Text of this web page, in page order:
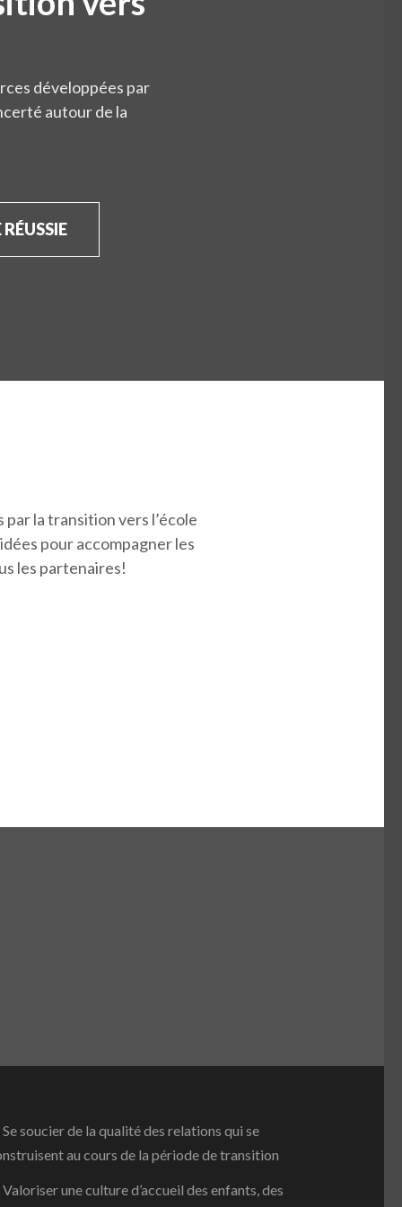
développées par
autour de la
la transition vers l’école
pour accompagner les
les partenaires!
soucier de la qualité des relations qui se
au cours de la période de transition
une culture d’accueil des enfants, des